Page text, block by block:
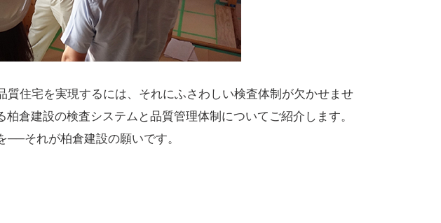
住宅を実現するには、それにふさわしい検査体制が欠かせませ
倉建設の検査システムと品質管理体制についてご紹介します。
それが柏倉建設の願いです。